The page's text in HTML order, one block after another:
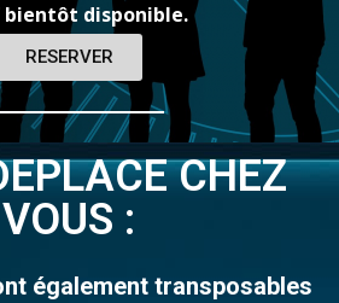
disponible.
RESERVER
CHEZ
VOUS :
également transposables